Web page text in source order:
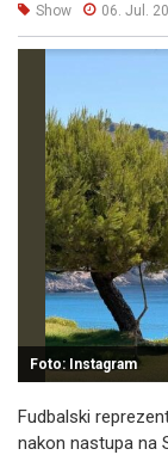
Show 06. Jul.
Foto: Instagram
Fudbalski
nakon nastupa na